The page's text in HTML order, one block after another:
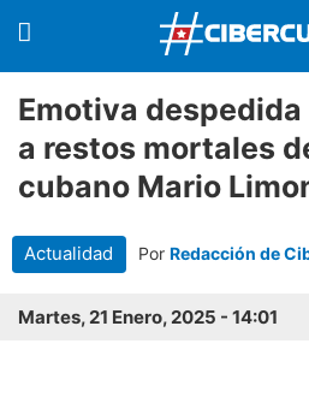
Emotiva despedida
a restos mortales
cubano Mario
Actualidad Por Redacción de
Martes, 21 Enero, 2025 - 14:01